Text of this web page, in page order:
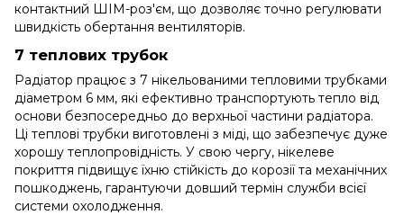
контактний ШІМ-роз'єм, що дозволяє точно регулювати
швидкість обертання вентиляторів.
7 теплових трубок
Радіатор працює з 7 нікельованими тепловими трубками
діаметром 6 мм, які ефективно транспортують тепло від
основи безпосередньо до верхньої частини радіатора.
Ці теплові трубки виготовлені з міді, що забезпечує дуже
хорошу теплопровідність. У свою чергу, нікелеве
покриття підвищує їхню стійкість до корозії та механічних
пошкоджень, гарантуючи довший термін служби всієї
системи охолодження.